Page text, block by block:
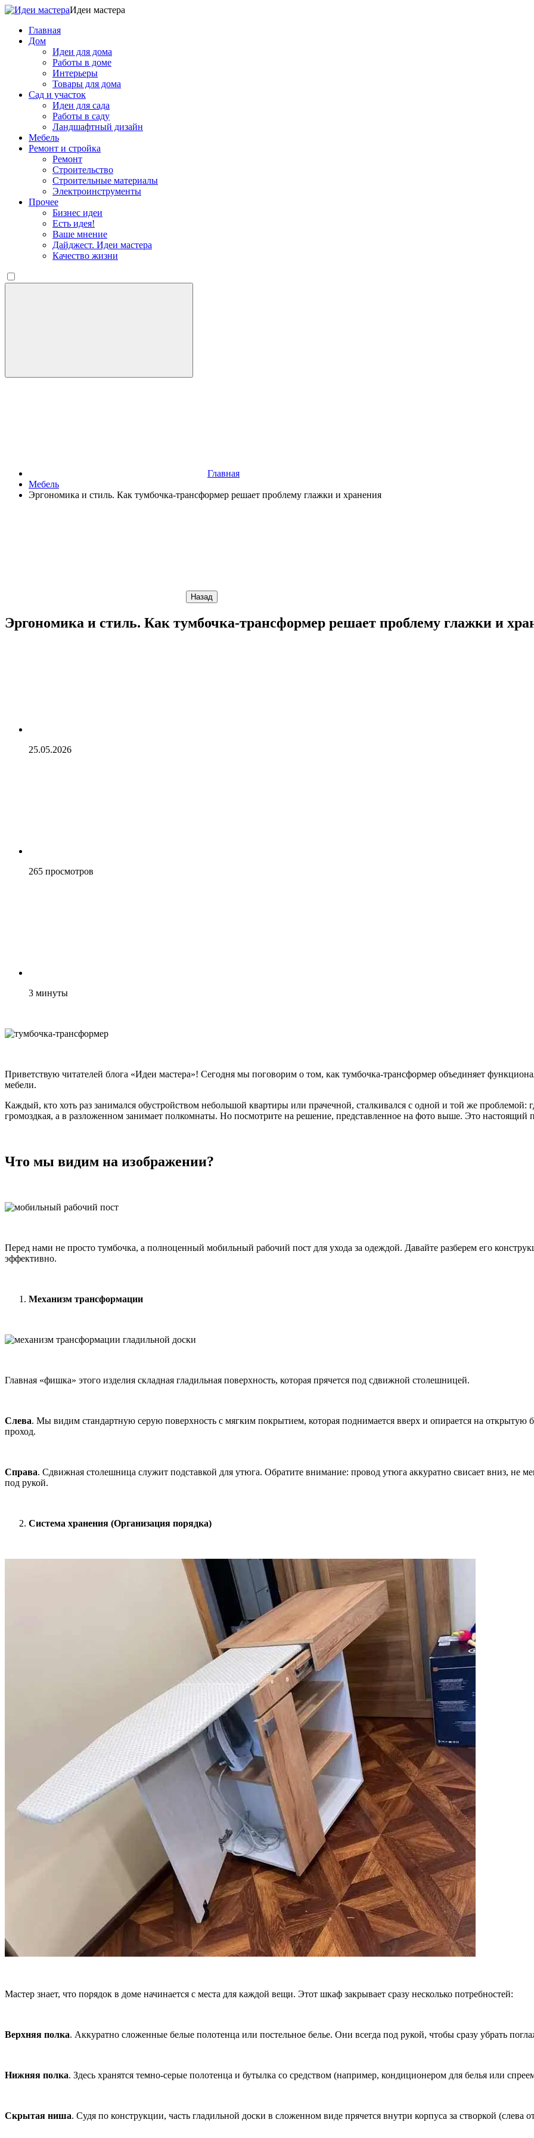
Идеи мастера
Главная
Дом
Идеи для дома
Работы в доме
Интерьеры
Товары для дома
Сад и участок
Идеи для сада
Работы в саду
Ландшафтный дизайн
Мебель
Ремонт и стройка
Ремонт
Строительство
Строительные материалы
Электроинструменты
Прочее
Бизнес идеи
Есть идея!
Ваше мнение
Дайджест. Идеи мастера
Качество жизни
Главная
Мебель
Эргономика и стиль. Как тумбочка-трансформер решает проблему глажки и хранения
Назад
Эргономика и стиль. Как тумбочка-трансформер решает проблему глажки и
25.05.2026
265 просмотров
3 минуты
Приветствую читателей блога «Идеи мастера»! Сегодня мы поговорим о том, как тумбочка-трансформер объединяет
мебели.
Каждый, кто хоть раз занимался обустройством небольшой квартиры или прачечной, сталкивался с одной и той же проблемой:
громоздкая, а в разложенном занимает полкомнаты. Но посмотрите на решение, представленное на фото выше. Это настоящий
Что мы видим на изображении?
Перед нами не просто тумбочка, а полноценный мобильный рабочий пост для ухода за одеждой. Давайте разберем его
эффективно.
Механизм трансформации
Главная «фишка» этого изделия складная гладильная поверхность, которая прячется под сдвижной столешницей.
Слева. Мы видим стандартную серую поверхность с мягким покрытием, которая поднимается вверх и опирается на открытую
проход.
Справа. Сдвижная столешница служит подставкой для утюга. Обратите внимание: провод утюга аккуратно свисает вниз, не
под рукой.
Система хранения (Организация порядка)
Мастер знает, что порядок в доме начинается с места для каждой вещи. Этот шкаф закрывает сразу несколько потребностей:
Верхняя полка. Аккуратно сложенные белые полотенца или постельное белье. Они всегда под рукой, чтобы сразу убрать
Нижняя полка. Здесь хранятся темно-серые полотенца и бутылка со средством (например, кондиционером для белья или
Скрытая ниша. Судя по конструкции, часть гладильной доски в сложенном виде прячется внутри корпуса за створкой (слева